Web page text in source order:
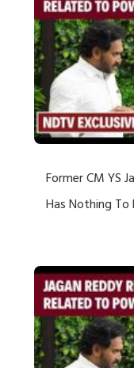
Former CM YS
Has Nothing To